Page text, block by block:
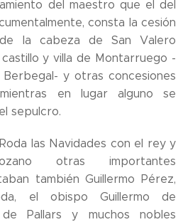
del maestro que el del
consta la cesión
la cabeza de San Valero
y villa de Montarruego -
y otras concesiones
en lugar alguno se
sepulcro.
las Navidades con el rey y
otras importantes
también Guillermo Pérez,
el obispo Guillermo de
Pallars y muchos nobles